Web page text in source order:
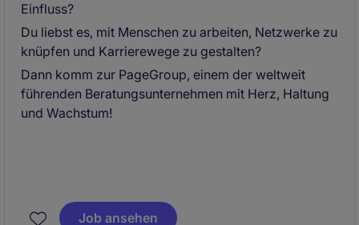
Einfluss?
Du liebst es, mit Menschen zu arbeiten, Netzwerke zu
knüpfen und Karrierewege zu gestalten?
Dann komm zur PageGroup, einem der weltweit
führenden Beratungsunternehmen mit Herz, Haltung
und Wachstum!
Job ansehen